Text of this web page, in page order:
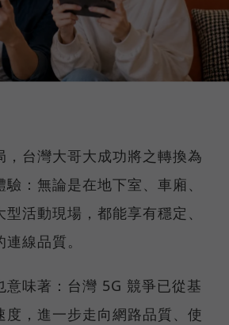
，台灣大哥大成功將之轉換為
：無論是在地下室、車廂、
活動現場，都能享有穩定、
線品質。
意味著：台灣 5G 競爭已從基
度，進一步走向網路品質、使